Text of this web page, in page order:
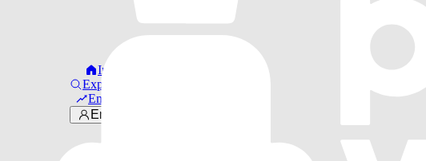
Início
Explorar
Em alta
Entrar